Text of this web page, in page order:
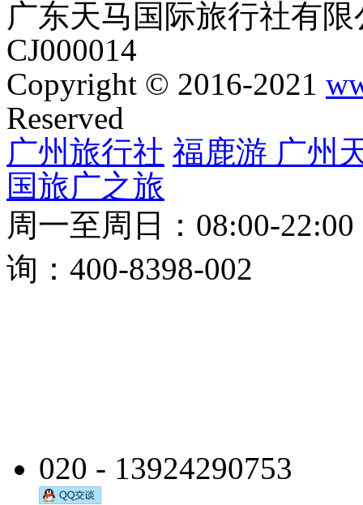
广东天马国际旅行社有
CJ000014
Copyright © 2016-2021
Reserved
广州旅行社 福鹿游 广州
国旅广之旅
周一至周日：08:00-
询：400-8398-002
020 - 13924290753